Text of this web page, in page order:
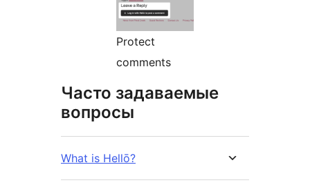
Protect
comments
Часто задаваемые
вопросы
What is Hellō?